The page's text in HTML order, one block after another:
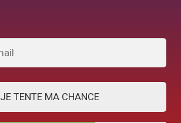
JE TENTE MA CHANCE